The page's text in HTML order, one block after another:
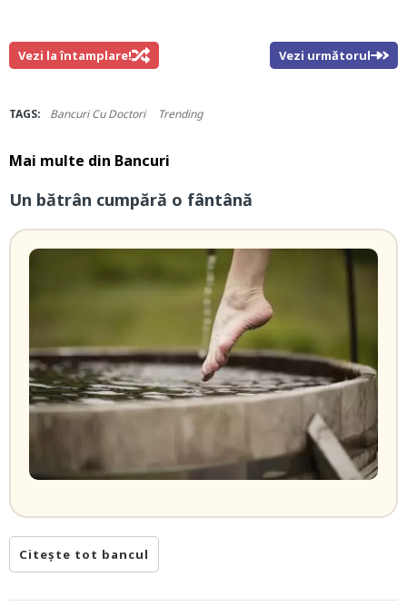
Vezi la întamplare! Vezi următorul
TAGS: Bancuri Cu Doctori Trending
Mai multe din Bancuri
Un bătrân cumpără o fântână
Citește tot bancul